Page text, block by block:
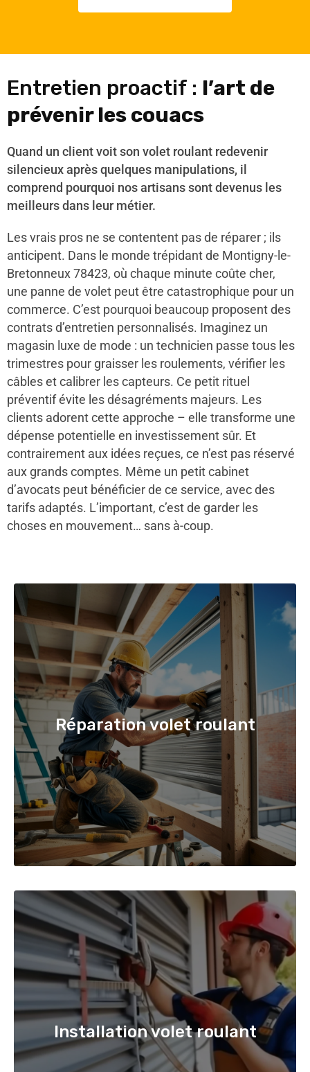
Entretien proactif : l’art de
prévenir les couacs
Quand un client voit son volet roulant redevenir
silencieux après quelques manipulations, il
comprend pourquoi nos artisans sont devenus les
meilleurs dans leur métier.
Les vrais pros ne se contentent pas de réparer ; ils
anticipent. Dans le monde trépidant de Montigny-le-
Bretonneux 78423, où chaque minute coûte cher,
une panne de volet peut être catastrophique pour un
commerce. C’est pourquoi beaucoup proposent des
contrats d’entretien personnalisés. Imaginez un
magasin luxe de mode : un technicien passe tous les
trimestres pour graisser les roulements, vérifier les
câbles et calibrer les capteurs. Ce petit rituel
préventif évite les désagréments majeurs. Les
clients adorent cette approche – elle transforme une
dépense potentielle en investissement sûr. Et
contrairement aux idées reçues, ce n’est pas réservé
aux grands comptes. Même un petit cabinet
d’avocats peut bénéficier de ce service, avec des
tarifs adaptés. L’important, c’est de garder les
choses en mouvement… sans à-coup.
Réparation volet roulant
Installation volet roulant